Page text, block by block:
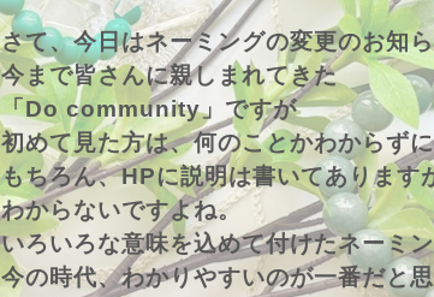
さて、今日はネーミングの変更のお知
今まで皆さんに親しまれてきた
「Do community」ですが
初めて見た方は、何のことかわからず
もちろん、HPに説明は書いてあります
わからないですよね。
いろいろな意味を込めて付けたネーミン
今の時代、わかりやすいのが一番だと